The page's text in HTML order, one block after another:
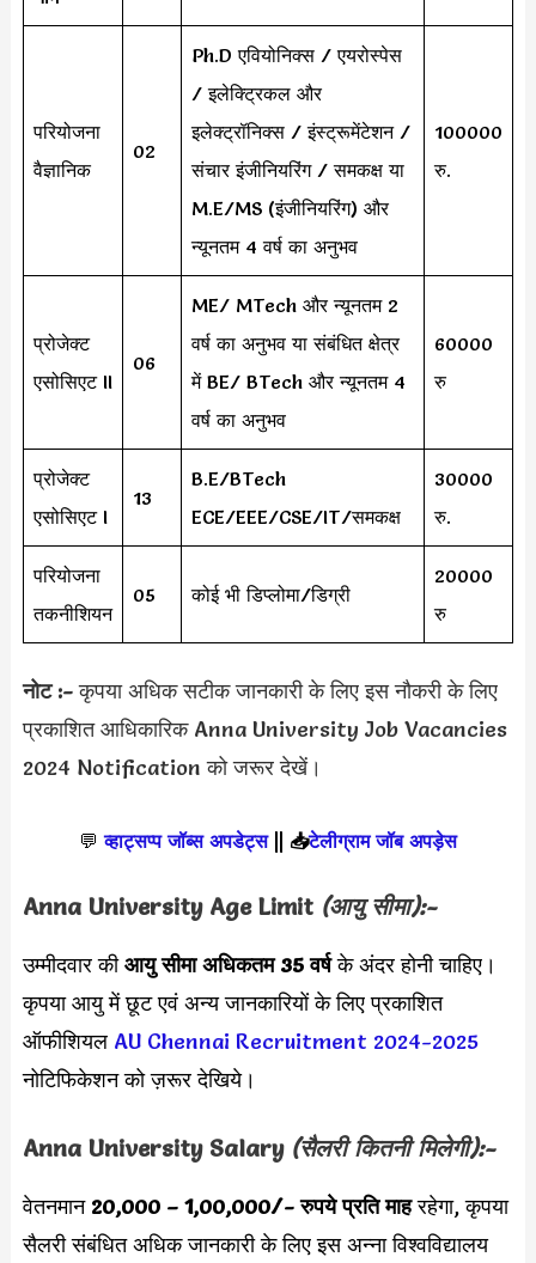
परियोजना
वैज्ञानिक
02
Ph.D एवियोनिक्स / एयरोस्पेस
/ इलेक्ट्रिकल और
इलेक्ट्रॉनिक्स / इंस्ट्रूमेंटेशन /
संचार इंजीनियरिंग / समकक्ष या
M.E/MS (इंजीनियरिंग) और
न्यूनतम 4 वर्ष का अनुभव
100000
रु.
प्रोजेक्ट
एसोसिएट II
06
ME/ MTech और न्यूनतम 2
वर्ष का अनुभव या संबंधित क्षेत्र
में BE/ BTech और न्यूनतम 4
वर्ष का अनुभव
60000
रु
प्रोजेक्ट
एसोसिएट I
13
B.E/BTech
ECE/EEE/CSE/IT/समकक्ष
30000
रु.
परियोजना
तकनीशियन
05 कोई भी डिप्लोमा/डिग्री
20000
रु
नोट :-कृपया अधिक सटीक जानकारी के लिए इस नौकरी के लिए
प्रकाशित आधिकारिक Anna University Job Vacancies
2024 Notification को जरूर देखें।
💬 व्हाट्सप्प जॉब्स अपडेट्स|| 📥टेलीग्राम जॉब अपड़ेस
Anna University Age Limit (आयु सीमा):-
उम्मीदवार कीआयु सीमा अधिकतम 35 वर्षके अंदर होनी चाहिए।
कृपया आयु में छूट एवं अन्य जानकारियों के लिए प्रकाशित
ऑफीशियल AU Chennai Recruitment 2024-2025
नोटिफिकेशन को ज़रूर देखिये।
Anna University Salary (सैलरी कितनी मिलेगी):-
वेतनमान 20,000 – 1,00,000/- रुपये प्रति माहरहेगा, कृपया
सैलरी संबंधित अधिक जानकारी के लिए इस अन्ना विश्वविद्यालय